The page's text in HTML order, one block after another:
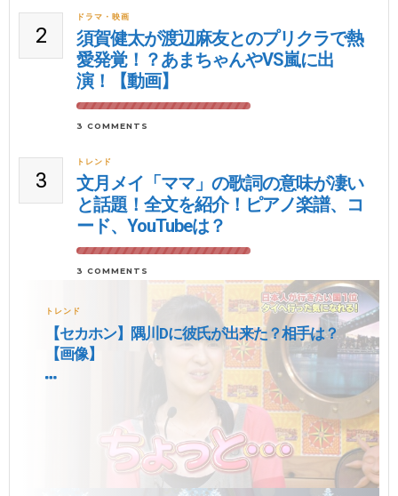
2
ドラマ・映画
須賀健太が渡辺麻友とのプリクラで熱
愛発覚！？あまちゃんやVS嵐に出
演！【動画】
3 COMMENTS
3
トレンド
文月メイ「ママ」の歌詞の意味が凄い
と話題！全文を紹介！ピアノ楽譜、コ
ード、YouTubeは？
3 COMMENTS
トレンド
【セカホン】隅川Dに彼氏が出来た？相手は？
【画像】